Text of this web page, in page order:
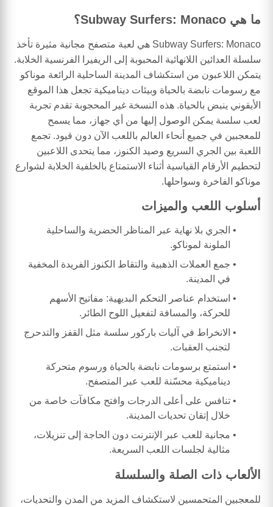
ما هي Subway Surfers: Monaco؟
Subway Surfers: Monaco هي لعبة متصفح مجانية مثيرة تأخذ
سلسلة العدائين اللانهائية المحبوبة إلى الريفيرا الفرنسية الخلابة.
يتمكن اللاعبون من استكشاف المدينة الساحلية الرائعة موناكو
مع رسومات نابضة بالحياة وبيئات ديناميكية تجعل هذا الموقع
الأيقوني ينبض بالحياة. هذه النسخة غير المحجوبة تقدم تجربة
لعب سلسة يمكن الوصول إليها من أي جهاز، مما يسمح
للمعجبين في جميع أنحاء العالم باللعب الآن دون قيود. تجمع
اللعبة بين الجري السريع وصيد الكنوز، مما يتحدى اللاعبين
لتحطيم الأرقام القياسية أثناء الاستمتاع بالخلفية الخلابة لشوارع
موناكو الفاخرة وسواحلها.
أسلوب اللعب والميزات
الجري بلا نهاية عبر المناظر الحضرية والساحلية
الملونة لموناكو.
جمع العملات الذهبية والتقاط الكنوز الفريدة المخفية
في المدينة.
استخدام عناصر التحكم البديهية: مفاتيح الأسهم
للحركة، والمسافة لتفعيل اللوح الطائر.
الانخراط في آليات باركور سلسة مثل القفز والتدحرج
لتجنب العقبات.
استمتع برسومات نابضة بالحياة ورسوم متحركة
ديناميكية محسّنة للعب عبر المتصفح.
تنافس على أعلى الدرجات وافتح مكافآت خاصة من
خلال إتقان تحديات المدينة.
مجانية للعب عبر الإنترنت دون الحاجة إلى تنزيلات،
مثالية لجلسات اللعب السريعة.
الألعاب ذات الصلة والسلسلة
للمعجبين المتحمسين لاستكشاف المزيد من المدن والتحديات،